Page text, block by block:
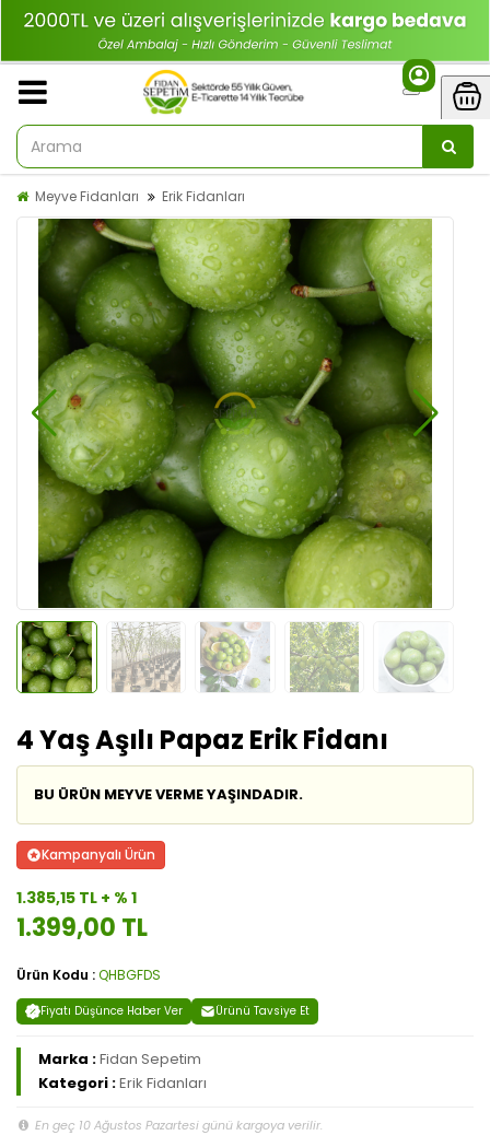
Meyve Fidanları Erik Fidanları
4 Yaş Aşılı Papaz Erik Fidanı
BU ÜRÜN MEYVE VERME YAŞINDADIR.
Kampanyalı Ürün
1.385,15 TL + % 1
1.399,00 TL
Ürün Kodu :QHBGFDS
Fiyatı Düşünce Haber Ver Ürünü Tavsiye Et
Marka :Fidan Sepetim
Kategori :Erik Fidanları
En geç 10 Ağustos Pazartesi günü kargoya verilir.